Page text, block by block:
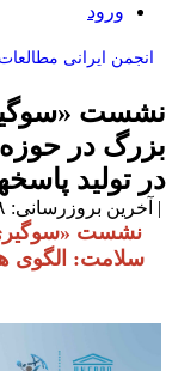
ورود
انجمن ایرانی مطالعات
در
تولید
بروزرسانی: ۱۴۰۴/۸/۲۸ |
نشست «سوگیری
سلامت: الگوی